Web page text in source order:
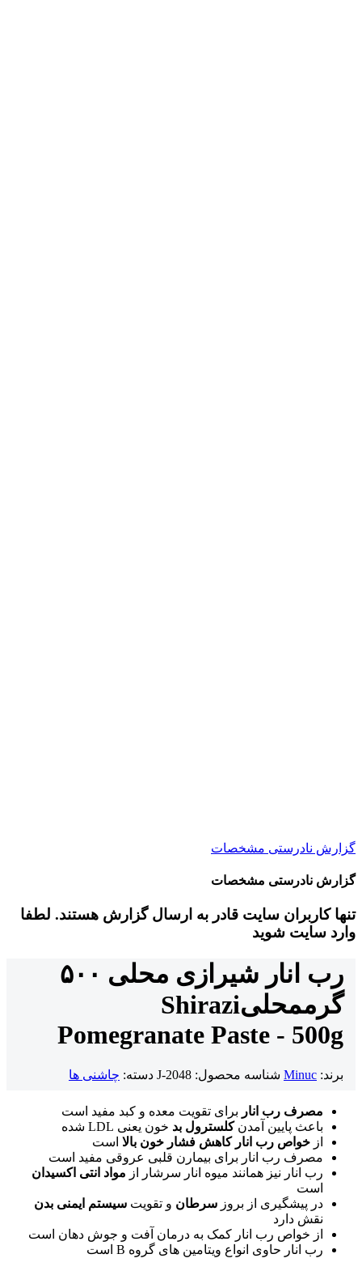
گزارش نادرستی مشخصات
گزارش نادرستی مشخصات
تنها کاربران سایت قادر به ارسال گزارش هستند. لطفا
وارد سایت شوید
رب انار شیرازی محلی ۵۰۰
گرممحلیShirazi
Pomegranate Paste - 500g
برند: Minuc شناسه محصول: J-2048 دسته: چاشنی ها
مصرف رب انار برای تقویت معده و کبد مفید است
باعث پایین آمدن کلسترول بد خون یعنی LDL شده
از خواص رب انار کاهش فشار خون بالا است
مصرف رب انار برای بیمارن قلبی عروقی مفید است
رب انار نیز همانند میوه انار سرشار از مواد انتی اکسیدان
است
در پیشگیری از بروز سرطان و تقویت سیستم ایمنی بدن
نقش دارد
از خواص رب انار کمک به درمان آفت و جوش دهان است
رب انار حاوی انواع ویتامین های گروه B است